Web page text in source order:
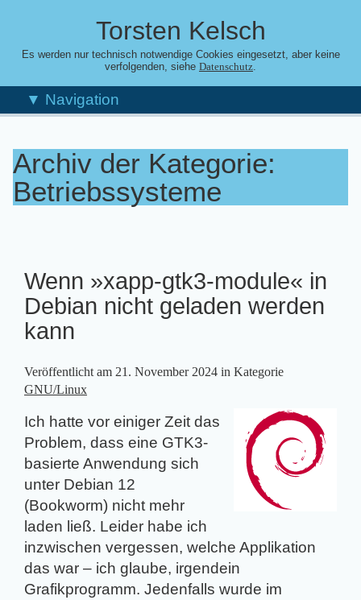
Torsten Kelsch
Es werden nur technisch notwendige Cookies eingesetzt, aber keine
verfolgenden, siehe Datenschutz.
▼ Navigation
Archiv der Kategorie:
Betriebssysteme
Wenn »xapp-gtk3-module« in
Debian nicht geladen werden
kann
Veröffentlicht am 21. November 2024 in Kategorie
GNU/Linux
Ich hatte vor einiger Zeit das
Problem, dass eine GTK3-
basierte Anwendung sich
unter Debian 12
(Bookworm) nicht mehr
laden ließ. Leider habe ich
inzwischen vergessen, welche Applikation
das war – ich glaube, irgendein
Grafikprogramm. Jedenfalls wurde im